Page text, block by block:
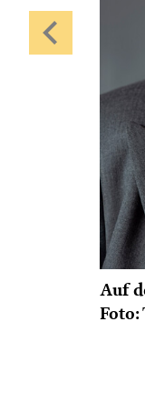
Auf
Foto: